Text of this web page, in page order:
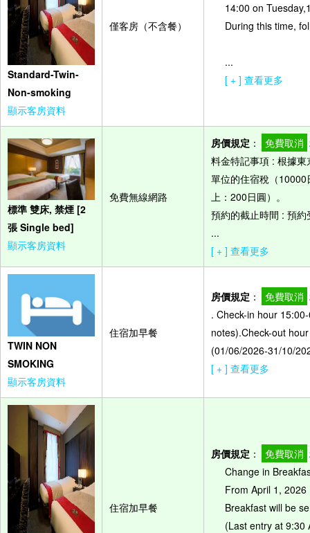
Standard-Twin-
Non-smoking
顯示客房資料
僅客房（不含餐）
14:00 on
During this time,
...
[ + ] 查看更多
標準 雙床, 禁煙 [2
張 Single bed]
顯示客房資料
免費無線網路
房價規定 ： 免費取消
料金特記事項 : 根據
單位的住宿稅（
上：200日圓）。
預約的截止時間 : 預
...
[ + ] 查看更多
TWIN NON
SMOKING
顯示客房資料
住宿加早餐
房價規定 ： 免費取消
. Check-in hour
notes).Check-out
(01/06/2026-31/10/
[ + ] 查看更多
住宿加早餐
房價規定 ： 免費取消
Change in
From April 1,
Breakfast will be
(Last entry at 9:30